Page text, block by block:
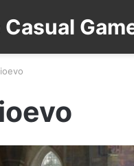
Casual